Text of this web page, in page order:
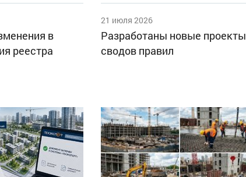
в
реестра
21 июля 2026
Разработаны новые проекты
сводов правил